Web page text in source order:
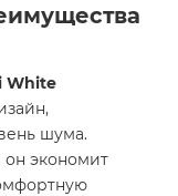
White
шума.
он экономит